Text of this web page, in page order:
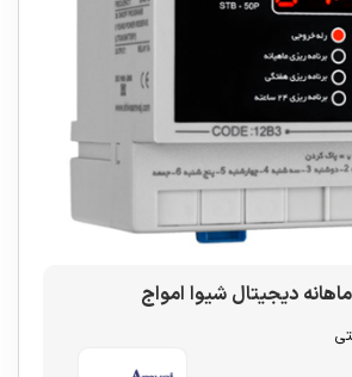
دیجیتال شیوا امواج